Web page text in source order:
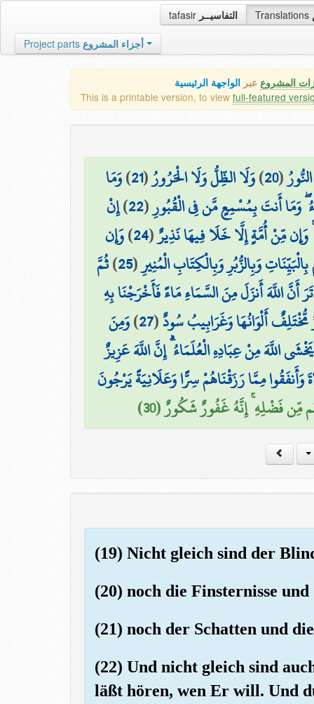
tafasir التفاسيــر Translations
Project parts أجزاء المشروع
المشروع عبر الواجهة الرئيسية
This is a printable version, to view full-featured
(
20
)وَلَا الظِّلُّ وَلَا الْحَرُورُ(
21
)وَمَا
وَمَا أَنتَ بِمُسْمِعٍ مَّن فِي الْقُبُورِ(
22
)إِنْ
وَإِن مِّنْ أُمَّةٍ إِلَّا خَلَا فِيهَا نَذِيرٌ(
24
)وَإِن
وَبِالزُّبُرِ وَبِالْكِتَابِ الْمُنِيرِ(
25
)ثُمَّ
أَنَّ اللَّهَ أَنزَلَ مِنَ السَّمَاءِ مَاءً فَأَخْرَجْنَا بِهِ
أَلْوَانُهَا وَغَرَابِيبُ سُودٌ(
27
)وَمِنَ
اللَّهَ مِنْ عِبَادِهِ الْعُلَمَاءُ ۗ إِنَّ اللَّهَ عَزِيزٌ
وَأَنفَقُوا مِمَّا رَزَقْنَاهُمْ سِرًّا وَعَلَانِيَةً يَرْجُونَ
مِّن فَضْلِهِ ۚ إِنَّهُ غَفُورٌ شَكُورٌ (30)
(19) Nicht gleich sind der
(20) noch die Finsternisse
(21) noch der Schatten und
(22) Und nicht gleich sind
läßt hören, wen Er will. Und